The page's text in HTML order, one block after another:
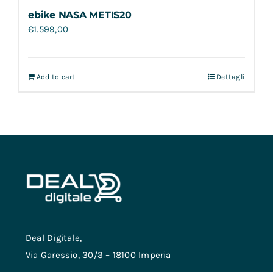
ebike NASA METIS20
€1.599,00
Add to cart Dettagli
Deal Digitale,
Via Garessio, 30/3 – 18100 Imperia